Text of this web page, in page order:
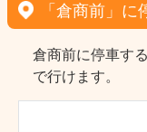
「倉商前」
倉商前に停車す
で行けます。